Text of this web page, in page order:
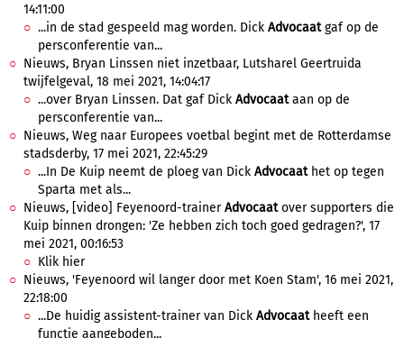
14:11:00
...in de stad gespeeld mag worden. Dick Advocaatgaf op de
persconferentie van...
Nieuws, Bryan Linssen niet inzetbaar, Lutsharel Geertruida
twijfelgeval, 18 mei 2021, 14:04:17
...over Bryan Linssen. Dat gaf Dick Advocaataan op de
persconferentie van...
Nieuws, Weg naar Europees voetbal begint met de Rotterdamse
stadsderby, 17 mei 2021, 22:45:29
...In De Kuip neemt de ploeg van Dick Advocaathet op tegen
Sparta met als...
Nieuws, [video] Feyenoord-trainerAdvocaatover supporters die
Kuip binnen drongen: 'Ze hebben zich toch goed gedragen?', 17
mei 2021, 00:16:53
Klik hier
Nieuws, 'Feyenoord wil langer door met Koen Stam', 16 mei 2021,
22:18:00
...De huidig assistent-trainer van Dick Advocaatheeft een
functie aangeboden...